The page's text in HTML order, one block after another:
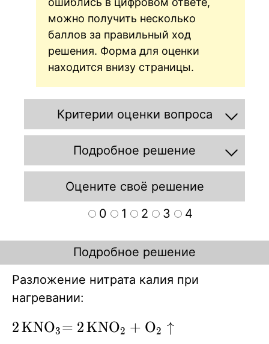
можно получить несколько
баллов за правильный ход
решения. Форма для оценки
находится внизу страницы.
Критерии оценки вопроса
Подробное решение
Оцените своё решение
0
1 2 3 4
Подробное решение
Разложение нитрата калия при
нагревании:
\ce{2KNO3=
2KNOX
3 = 2KNOX
2 + OX
2 ↑